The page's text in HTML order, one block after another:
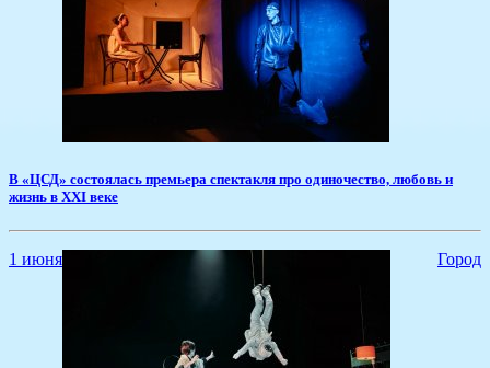
​В «ЦСД» состоялась премьера спектакля про одиночество, любовь и
жизнь в XXI веке
1 июня Город